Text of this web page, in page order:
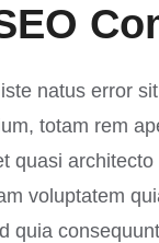
natus error
totam rem
quasi
voluptatem
quia